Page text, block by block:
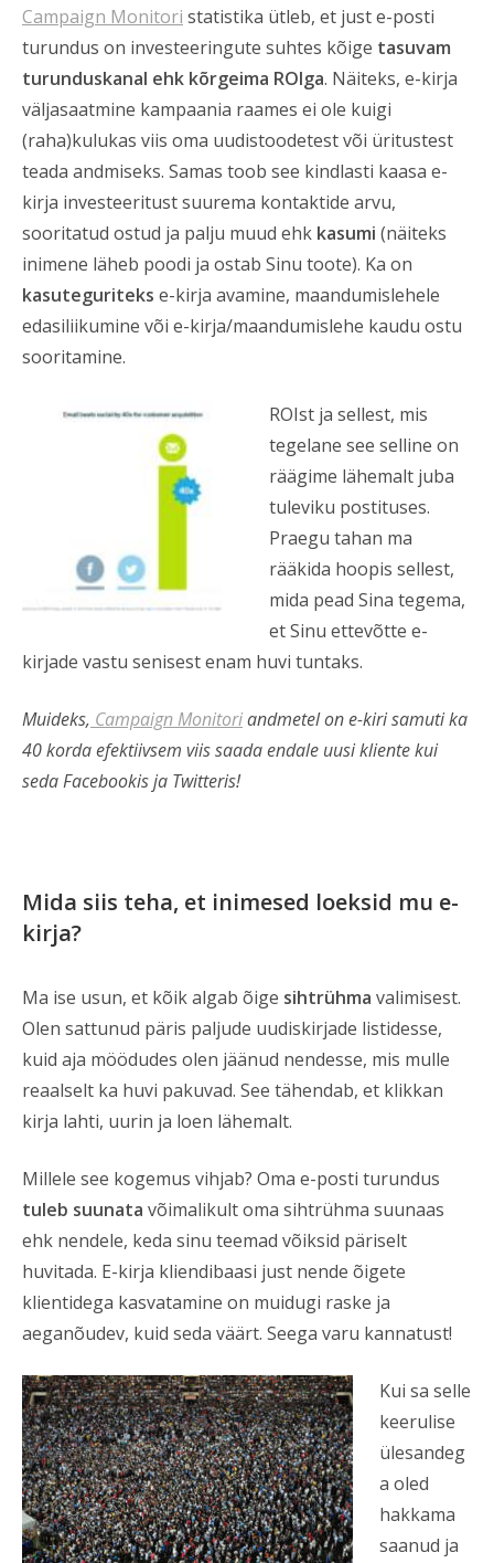
Campaign Monitori statistika ütleb, et just e-posti
turundus on investeeringute suhtes kõige tasuvam
turunduskanal ehk kõrgeima ROIga. Näiteks, e-kirja
väljasaatmine kampaania raames ei ole kuigi
(raha)kulukas viis oma uudistoodetest või üritustest
teada andmiseks. Samas toob see kindlasti kaasa e-
kirja investeeritust suurema kontaktide arvu,
sooritatud ostud ja palju muud ehk kasumi (näiteks
inimene läheb poodi ja ostab Sinu toote). Ka on
kasuteguriteks e-kirja avamine, maandumislehele
edasiliikumine või e-kirja/maandumislehe kaudu ostu
sooritamine.
ROIst ja sellest, mis
tegelane see selline on
räägime lähemalt juba
tuleviku postituses.
Praegu tahan ma
rääkida hoopis sellest,
mida pead Sina tegema,
et Sinu ettevõtte e-
kirjade vastu senisest enam huvi tuntaks.
Muideks, Campaign Monitoriandmetel on e-kiri samuti ka
40 korda efektiivsem viis saada endale uusi kliente kui
seda Facebookis ja Twitteris!
Mida siis teha, et inimesed loeksid mu e-
kirja?
Ma ise usun, et kõik algab õige sihtrühma valimisest.
Olen sattunud päris paljude uudiskirjade listidesse,
kuid aja möödudes olen jäänud nendesse, mis mulle
reaalselt ka huvi pakuvad. See tähendab, et klikkan
kirja lahti, uurin ja loen lähemalt.
Millele see kogemus vihjab? Oma e-posti turundus
tuleb suunata võimalikult oma sihtrühma suunaas
ehk nendele, keda sinu teemad võiksid päriselt
huvitada. E-kirja kliendibaasi just nende õigete
klientidega kasvatamine on muidugi raske ja
aeganõudev, kuid seda väärt. Seega varu kannatust!
Kui sa selle
keerulise
ülesandeg
a oled
hakkama
saanud ja